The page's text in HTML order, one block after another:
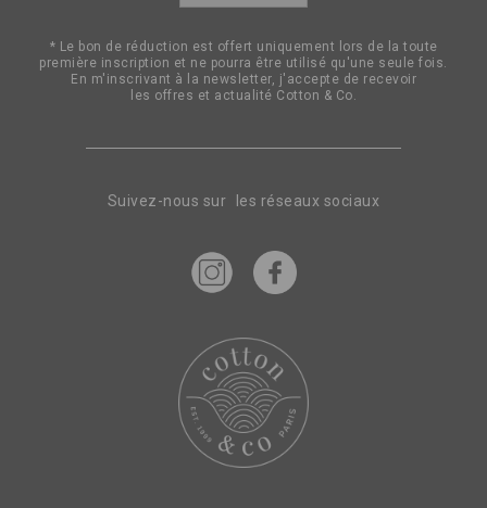
Suivez-nous sur les réseaux sociaux
d’information
:
* Le bon de réduction est offert uniquement lors de la toute
première inscription et ne pourra être utilisé qu'une seule fois.
En m'inscrivant à la newsletter, j'accepte de recevoir
les offres et actualité Cotton & Co.